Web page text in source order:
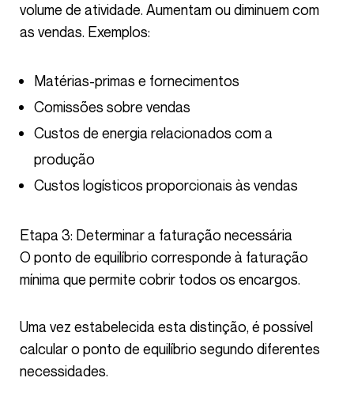
volume de atividade. Aumentam ou diminuem com
as vendas. Exemplos:
Matérias-primas e fornecimentos
Comissões sobre vendas
Custos de energia relacionados com a
produção
Custos logísticos proporcionais às vendas
Etapa 3: Determinar a faturação necessária
O ponto de equilíbrio corresponde à faturação
mínima que permite cobrir todos os encargos.
Uma vez estabelecida esta distinção, é possível
calcular o ponto de equilíbrio segundo diferentes
necessidades.